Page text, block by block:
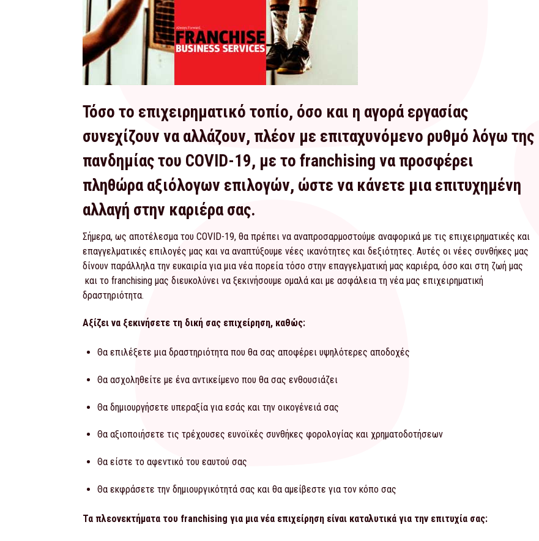
Τόσο το επιχειρηματικό τοπίο, όσο και η αγορά εργασίας
συνεχίζουν να αλλάζουν, πλέον με επιταχυνόμενο ρυθμό λόγω της
πανδημίας του COVID-19, με το franchising να προσφέρει
πληθώρα αξιόλογων επιλογών, ώστε να κάνετε μια επιτυχημένη
αλλαγή στην καριέρα σας.
Σήμερα, ως αποτέλεσμα του COVID-19, θα πρέπει να αναπροσαρμοστούμε αναφορικά με τις επιχειρηματικές και
επαγγελματικές επιλογές μας και να αναπτύξουμε νέες ικανότητες και δεξιότητες. Αυτές οι νέες συνθήκες μας
δίνουν παράλληλα την ευκαιρία για μια νέα πορεία τόσο στην επαγγελματική μας καριέρα, όσο και στη ζωή μας
και το franchising μας διευκολύνει να ξεκινήσουμε ομαλά και με ασφάλεια τη νέα μας επιχειρηματική
δραστηριότητα.
Αξίζει να ξεκινήσετε τη δική σας επιχείρηση, καθώς:
Θα επιλέξετε μια δραστηριότητα που θα σας αποφέρει υψηλότερες αποδοχές
Θα ασχοληθείτε με ένα αντικείμενο που θα σας ενθουσιάζει
Θα δημιουργήσετε υπεραξία για εσάς και την οικογένειά σας
Θα αξιοποιήσετε τις τρέχουσες ευνοϊκές συνθήκες φορολογίας και χρηματοδοτήσεων
Θα είστε το αφεντικό του εαυτού σας
Θα εκφράσετε την δημιουργικότητά σας και θα αμείβεστε για τον κόπο σας
Τα πλεονεκτήματα του franchising για μια νέα επιχείρηση είναι καταλυτικά για την επιτυχία σας: